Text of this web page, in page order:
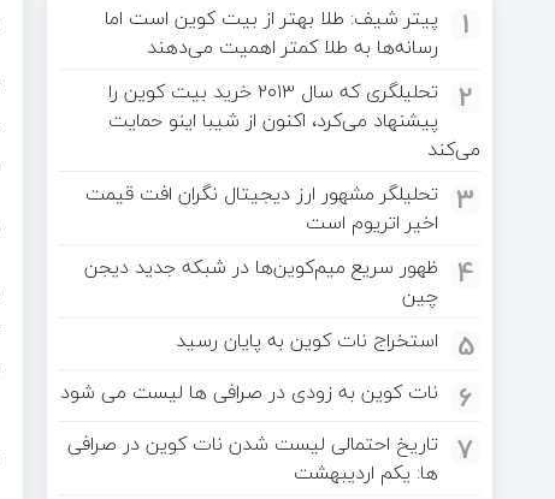
1
پیتر شیف: طلا بهتر از بیت کوین است اما
رسانه‌ها به طلا کمتر اهمیت می‌دهند
2
تحلیلگری که سال ۲۰۱۳ خرید بیت کوین را
پیشنهاد می‌کرد، اکنون از شیبا اینو حمایت
می‌کند
3 تحلیلگر مشهور ارز دیجیتال نگران افت قیمت
اخیر اتریوم است
4
ظهور سریع میم‌کوین‌ها در شبکه جدید دیجن
چین
5 استخراج نات کوین به پایان رسید
6 نات کوین به‌ زودی در صرافی‌ ها لیست می‌ شود
7
تاریخ احتمالی لیست شدن نات کوین در صرافی‌
ها: یکم اردیبهشت